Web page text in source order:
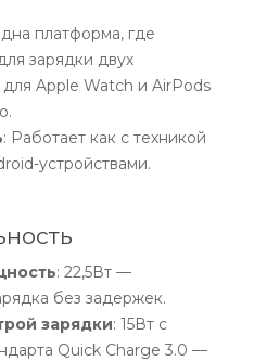
платформа, где
зарядки двух
Apple Watch и AirPods
: Работает как с техникой
устройствами.
: 22,5Вт —
без задержек.
зарядки: 15Вт с
Quick Charge 3.0 —